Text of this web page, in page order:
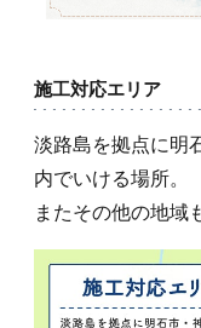
施工対応エリア
淡路島を拠点に明
内でいける場所。
またその他の地域